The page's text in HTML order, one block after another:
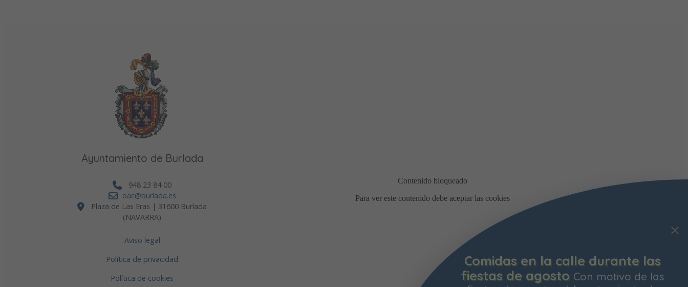
Comidas en la calle durante las
fiestas de agosto Con motivo de las
Ayuntamiento de Burlada
948 23 84 00
oac@burlada.es
Plaza de Las Eras | 31600 Burlada
(NAVARRA)
Aviso legal
Política de privacidad
Política de cookies